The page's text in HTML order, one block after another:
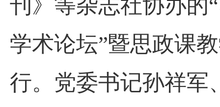
刊》等杂志社协办的
学术论坛”暨思政课
行。党委书记孙祥军